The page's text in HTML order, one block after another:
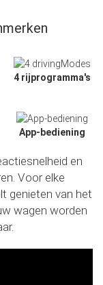
4 rijprogramma's
App-bediening
en
Voor elke
genieten van het
wagen worden